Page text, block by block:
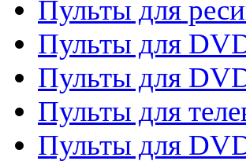
Пульты для
Пульты для
Пульты для
Пульты для
Пульты для